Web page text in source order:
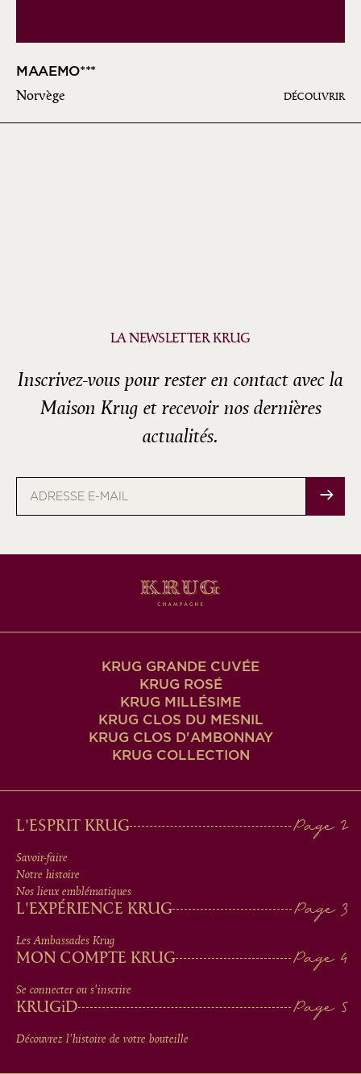
MAAEMO***
Norvège DÉCOUVRIR
LA NEWSLETTER KRUG
Inscrivez-vous pour rester en contact avec la
Maison Krug et recevoir nos dernières
actualités.
KRUG GRANDE CUVÉE
KRUG ROSÉ
KRUG MILLÉSIME
KRUG CLOS DU MESNIL
KRUG CLOS D'AMBONNAY
KRUG COLLECTION
MAIN
MEN
IN
FOOTER
L'ESPRIT KRUG
Savoir-faire
Notre histoire
Nos lieux emblématiques
L'EXPÉRIENCE KRUG
Les Ambassades Krug
MON COMPTE KRUG
Se connecter ou s'inscrire
KRUGiD
Découvrez l'histoire de votre bouteille